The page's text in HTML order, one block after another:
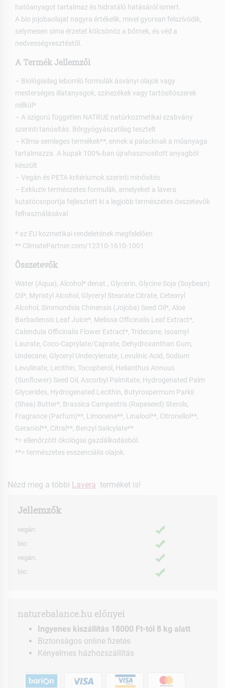
hatóanyagot tartalmaz és hidratáló hatásáról ismert.
A bio jojobaolajat nagyra értékelik, mivel gyorsan felszívódik,
selymesen sima érzetet kölcsönöz a bőrnek, és véd a
nedvességvesztéstől.
A Termék Jellemzői
– Biológiailag lebomló formulák ásványi olajok vagy
mesterséges illatanyagok, színezékek vagy tartósítószerek
nélkül*
– A szigorú független NATRUE natúrkozmetikai szabvány
szerinti tanúsítás. Bőrgyógyászatilag tesztelt
– Klíma-semleges termékek**, ennek a palacknak a műanyaga
tartalmazza. A kupak 100%-ban újrahasznosított anyagból
készült
– Vegán és PETA kritériumok szerinti minősítés
– Exkluzív természetes formulák, amelyeket a lavera
kutatócsoportja fejlesztett ki a legjobb természetes összetevők
felhasználásával
* az EU kozmetikai rendeletének megfelelően
** ClimatePartner.com/12310-1610-1001
Összetevők
Water (Aqua), Alcohol* denat., Glycerin, Glycine Soja (Soybean)
Oil*, Myristyl Alcohol, Glyceryl Stearate Citrate, Cetearyl
Alcohol, Simmondsia Chinensis (Jojoba) Seed Oil*, Aloe
Barbadensis Leaf Juice*, Melissa Officinalis Leaf Extract*,
Calendula Officinalis Flower Extract*, Tridecane, Isoamyl
Laurate, Coco-Caprylate/Caprate, Dehydroxanthan Gum,
Undecane, Glyceryl Undecylenate, Levulinic Acid, Sodium
Levulinate, Lecithin, Tocopherol, Helianthus Annuus
(Sunflower) Seed Oil, Ascorbyl Palmitate, Hydrogenated Palm
Glycerides, Hydrogenated Lecithin, Butyrospermum Parkii
(Shea) Butter*, Brassica Campestris (Rapeseed) Sterols,
Fragrance (Parfum)**, Limonene**, Linalool**, Citronellol**,
Geraniol**, Citral**, Benzyl Salicylate**
*= ellenőrzött ökológiai gazdálkodásból.
**= természetes esszenciális olajok.
Nézd meg a többi Lavera terméket is!
Jellemzők
vegán:
bio:
vegán:
bio:
naturebalance.hu előnyei
Ingyenes kiszállítás 18000 Ft-tól 8 kg alatt
Biztonságos online fizetés
Kényelmes házhozszállítás